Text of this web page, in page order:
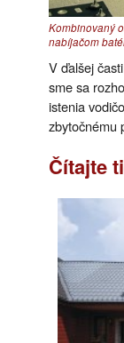
Kombinovaný
nabíjačom
V ďalšej
sme sa
istenia
zbytočnému
Čítajte